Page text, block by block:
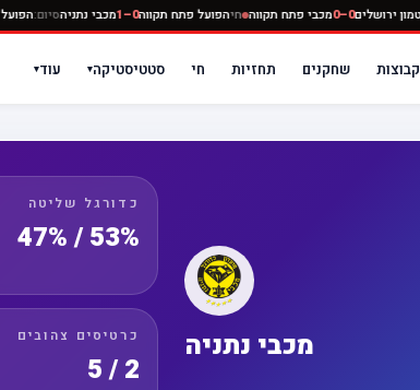
חיהפועל קטמון ירושלים0–0 מכבי פתח תקווה חי הפועל פתח תקווה0–1 מכבי נתניה
קבוצות שחקנים תחזיות חי סטטיסטיקה▾ עוד▾
מכבי נתניה
כדורגל שליטה
53% / 47%
כרטיסים צהובים
2 / 5